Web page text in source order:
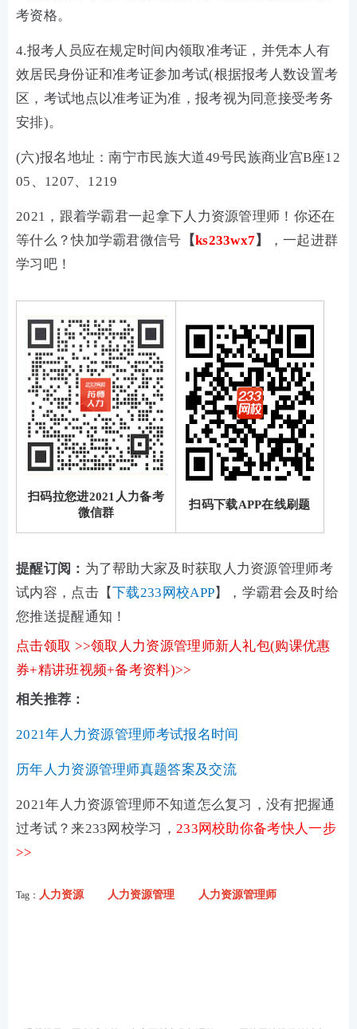
考资格。
4.报考人员应在规定时间内领取准考证，并凭本人有
效居民身份证和准考证参加考试(根据报考人数设置考
区，考试地点以准考证为准，报考视为同意接受考务
安排)。
(六)报名地址：南宁市民族大道49号民族商业宫B座12
05、1207、1219
2021，跟着学霸君一起拿下人力资源管理师！你还在
等什么？快加学霸君微信号 【ks233wx7 】
，一起进群
学习吧！
扫码拉您进2021人力备考
微信群
扫码下载APP在线刷题
提醒订阅： 为了帮助大家及时获取人力资源管理师考
试内容，点击【下载233网校APP】，学霸君会及时给
您推送提醒通知！
点击领取 >>领取人力资源管理师新人礼包(购课优惠
券+精讲班视频+备考资料)>>
相关推荐：
2021年人力资源管理师考试报名时间
历年人力资源管理师真题答案及交流
2021年人力资源管理师不知道怎么复习，没有把握通
过考试？来233网校学习， 233网校助你备考快人一步
>>
Tag： 人力资源 人力资源管理 人力资源管理师